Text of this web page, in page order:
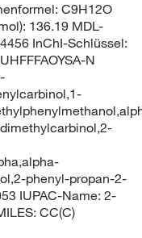
C9H12O
136.19 MDL-
InChI-Schlüssel:
N
phenyl-propan-2-
IUPAC-Name: 2-
CC(C)